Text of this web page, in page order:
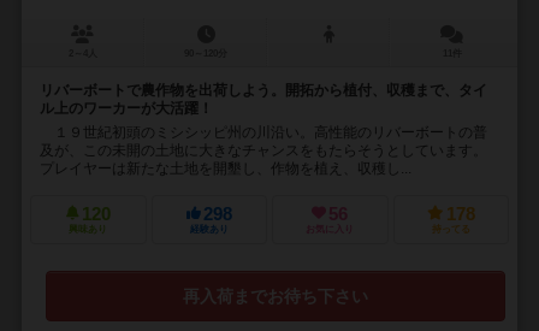
リバーボートで農作物を出荷しよう。開拓から植付、収穫まで、タイ
ル上のワーカーが大活躍！
１９世紀初頭のミシシッピ州の川沿い。高性能のリバーボートの普
及が、この未開の土地に大きなチャンスをもたらそうとしています。
プレイヤーは新たな土地を開墾し、作物を植え、収穫し...
120
興味あり
298
経験あり
56
お気に入り
178
持ってる
再入荷までお待ち下さい